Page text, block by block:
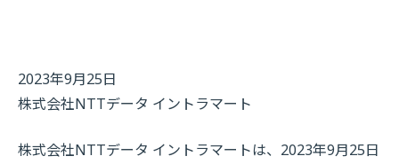
2023年9月25日
株式会社NTTデータ イントラマート
株式会社NTTデータ イントラマートは、2023年9月25日